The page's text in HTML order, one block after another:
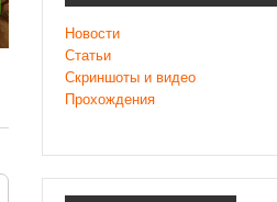
Новости
Статьи
Скриншоты и видео
Прохождения